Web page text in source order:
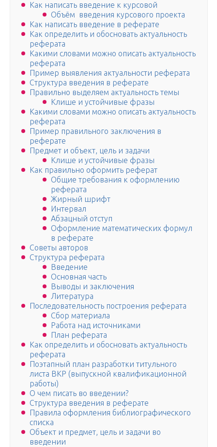
Как написать введение к курсовой
Объём введения курсового проекта
Как написать введение в реферате
Как определить и обосновать актуальность
реферата
Какими словами можно описать актуальность
реферата
Пример выявления актуальности реферата
Структура введения в реферате
Правильно выделяем актуальность темы
Клише и устойчивые фразы
Какими словами можно описать актуальность
реферата
Пример правильного заключения в
реферате
Предмет и объект, цель и задачи
Клише и устойчивые фразы
Как правильно оформить реферат
Общие требования к оформлению
реферата
Жирный шрифт
Интервал
Абзацный отступ
Оформление математических формул
в реферате
Советы авторов
Структура реферата
Введение
Основная часть
Выводы и заключения
Литература
Последовательность построения реферата
Сбор материала
Работа над источниками
План реферата
Как определить и обосновать актуальность
реферата
Поэтапный план разработки титульного
листа ВКР (выпускной квалификационной
работы)
О чем писать во введении?
Структура введения в реферате
Правила оформления библиографического
списка
Объект и предмет, цель и задачи во
введении